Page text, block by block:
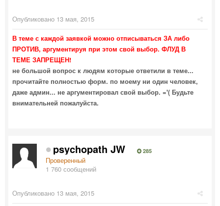
Опубликовано 13 мая, 2015
В теме с каждой заявкой можно отписываться ЗА либо
ПРОТИВ, аргументируя при этом свой выбор. ФЛУД В
ТЕМЕ ЗАПРЕЩЕН!
не большой вопрос к людям которые ответили в теме...
прочитайте полностью форм. по моему ни один человек,
даже админ... не аргументировал свой выбор. ='( Будьте
внимательней пожалуйста.
psychopath JW 285
Проверенный
1 760 сообщений
Опубликовано 13 мая, 2015